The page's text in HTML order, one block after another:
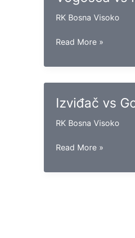
RK Bosna Visoko
Vogošća
Maglaj
Read More »
Izviđač vs
RK Bosna Visoko
Izviđač
Goražde
Read More »